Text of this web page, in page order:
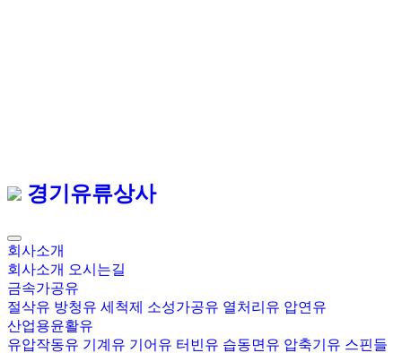
경기유류상사
회사소개
회사소개 오시는길
금속가공유
절삭유 방청유 세척제 소성가공유 열처리유 압연유
산업용윤활유
유압작동유 기계유 기어유 터빈유 습동면유 압축기유 스핀들